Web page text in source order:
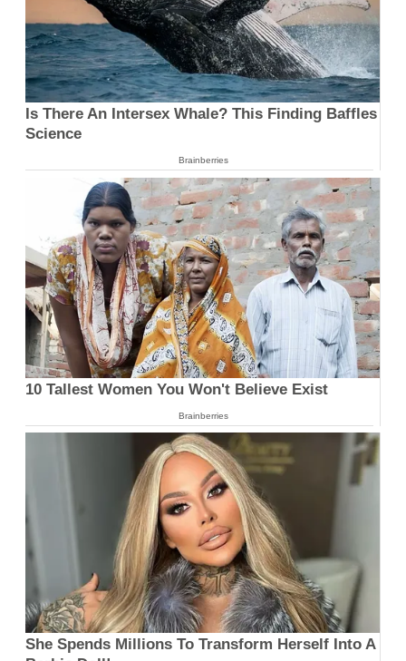
Is There An Intersex Whale? This Finding Baffles
Science
Brainberries
10 Tallest Women You Won't Believe Exist
Brainberries
She Spends Millions To Transform Herself Into A